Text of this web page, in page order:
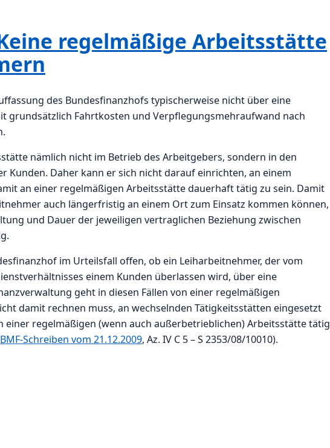
regelmäßige Arbeitsstätte
des Bundesfinanzhofs typischerweise nicht über eine
grundsätzlich Fahrtkosten und Verpflegungsmehraufwand nach
nämlich nicht im Betrieb des Arbeitgebers, sondern in den
Kunden. Daher kann er sich nicht darauf einrichten, an einem
an einer regelmäßigen Arbeitsstätte dauerhaft tätig zu sein. Damit
auch längerfristig an einem Ort zum Einsatz kommen können,
und Dauer der jeweiligen vertraglichen Beziehung zwischen
im Urteilsfall offen, ob ein Leiharbeitnehmer, der vom
einem Kunden überlassen wird, über eine
geht in diesen Fällen von einer regelmäßigen
damit rechnen muss, an wechselnden Tätigkeitsstätten eingesetzt
regelmäßigen (wenn auch außerbetrieblichen) Arbeitsstätte tätig
BMF-Schreiben vom 21.12.2009, Az. IV C 5 – S 2353/08/10010).